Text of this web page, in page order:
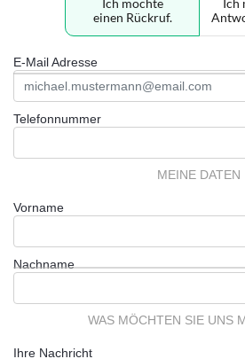
einen Rückruf.
E-Mail Adresse
Telefonnummer
MEINE DATEN
Vorname
Nachname
WAS MÖCHTEN SIE UNS
Ihre Nachricht